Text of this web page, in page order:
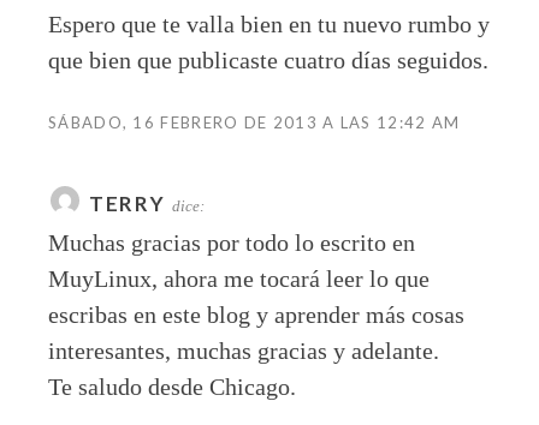
Espero que te valla bien en tu nuevo rumbo y
que bien que publicaste cuatro días seguidos.
SÁBADO, 16 FEBRERO DE 2013 A LAS 12:42 AM
TERRY dice:
Muchas gracias por todo lo escrito en
MuyLinux, ahora me tocará leer lo que
escribas en este blog y aprender más cosas
interesantes, muchas gracias y adelante.
Te saludo desde Chicago.